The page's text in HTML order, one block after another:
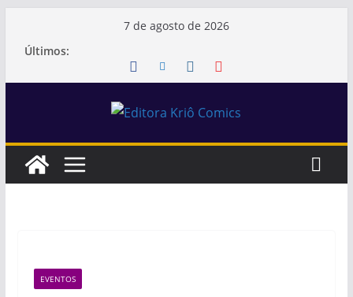
conteúdo
7 de agosto de 2026
Últimos:
EVENTOS